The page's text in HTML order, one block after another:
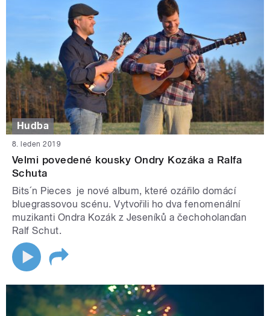
Hudba
8. leden 2019
Velmi povedené kousky Ondry Kozáka a Ralfa
Schuta
Bits´n Pieces je nové album, které ozářilo domácí
bluegrassovou scénu. Vytvořili ho dva fenomenální
muzikanti Ondra Kozák z Jeseníků a čechoholanďan
Ralf Schut.